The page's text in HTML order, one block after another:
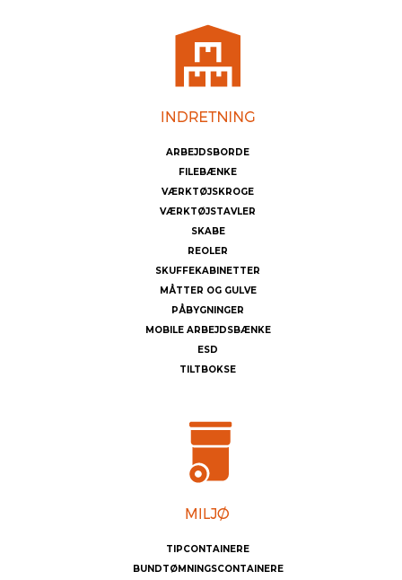
ARBEJDSBORDE
FILEBÆNKE
VÆRKTØJSKROGE
VÆRKTØJSTAVLER
SKABE
REOLER
SKUFFEKABINETTER
MÅTTER OG GULVE
PÅBYGNINGER
MOBILE ARBEJDSBÆNKE
ESD
TILTBOKSE
TIPCONTAINERE
BUNDTØMNINGSCONTAINERE